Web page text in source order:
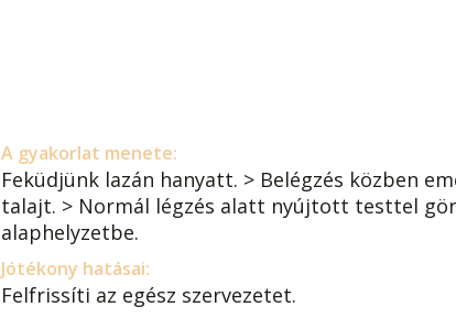
A gyakorlat menete:
Feküdjünk lazán hanyatt. > Belégzés közben
talajt. > Normál légzés alatt nyújtott testtel
alaphelyzetbe.
Jótékony hatásai:
Felfrissíti az egész szervezetet.